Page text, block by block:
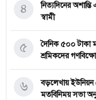
নিত্যদিনের অশান্তি
স্বামী
৪
দৈনিক ৫০০ টাকা
শ্রমিকদের
৫
বড়লেখায় ইউনিয়ন
মতবিনিময় সভা
৬